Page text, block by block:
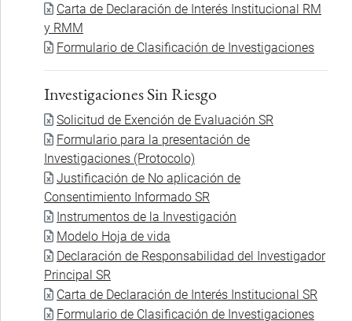
Document
Carta de Declaración de Interés Institucional RM
y RMM
Document
Formulario de Clasificación de Investigaciones
Investigaciones Sin Riesgo
Document
Solicitud de Exención de Evaluación SR
Document
Formulario para la presentación de
Investigaciones (Protocolo)
Document
Justificación de No aplicación de
Consentimiento Informado SR
Document
Instrumentos de la Investigación
Document
Modelo Hoja de vida
Document
Declaración de Responsabilidad del Investigador
Principal SR
Document
Carta de Declaración de Interés Institucional SR
Document
Formulario de Clasificación de Investigaciones